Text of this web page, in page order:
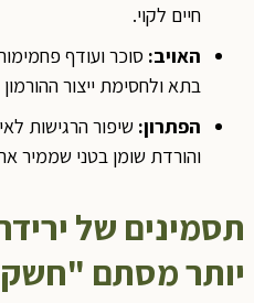
חיים לקוי.
האויב:סוכר ועודף
בתא ולחסימת ייצור
הפתרון:שיפור הרגישות
והורדת שומן בטני שממיר
תסמינים של
יותר מסתם "חשק